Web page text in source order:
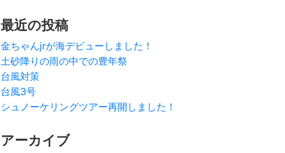
最近の投稿
金ちゃんjrが海デビューしました！
土砂降りの雨の中での豊年祭
台風対策
台風3号
シュノーケリングツアー再開しました！
アーカイブ